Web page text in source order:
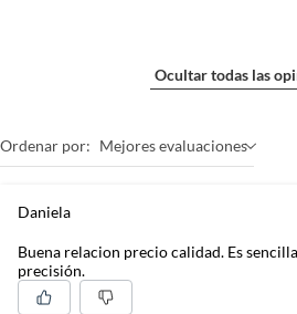
Ocultar todas las
Ordenar por: Mejores evaluaciones
Daniela
Buena relacion precio calidad. Es
precisión.